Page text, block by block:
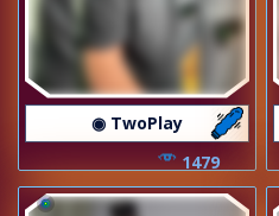
◉ TwoPlay
1479